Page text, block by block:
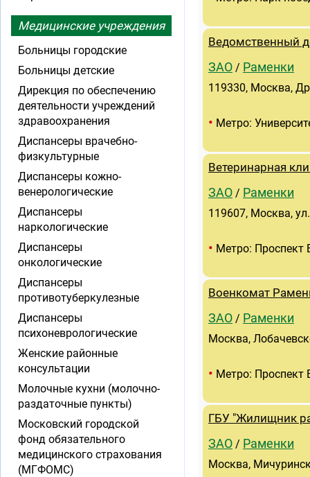
Ведомственный
ЗАО / Раменки
119330, Москва,
• Метро:
Ветеринарная
ЗАО / Раменки
119607, Москва,
• Метро: Проспект
Военкомат
ЗАО / Раменки
Москва,
• Метро: Проспект
ГБУ "Жилищник
ЗАО / Раменки
Москва,
Медицинские учреждения
Больницы городские
Больницы детские
Дирекция по обеспечению
деятельности учреждений
здравоохранения
Диспансеры врачебно-
физкультурные
Диспансеры кожно-
венерологические
Диспансеры
наркологические
Диспансеры
онкологические
Диспансеры
противотуберкулезные
Диспансеры
психоневрологические
Женские районные
консультации
Молочные кухни (молочно-
раздаточные пункты)
Московский городской
фонд обязательного
медицинского страхования
(МГФОМС)